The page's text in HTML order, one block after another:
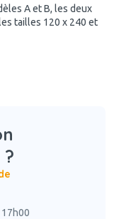
A et B, les deux
tailles 120 x 240 et